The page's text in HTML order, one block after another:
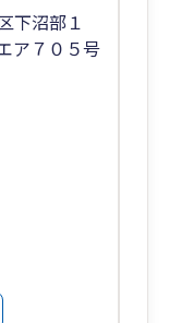
下沼部１
ア７０５号